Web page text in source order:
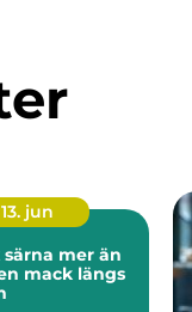
13. jun
mer än
mack längs